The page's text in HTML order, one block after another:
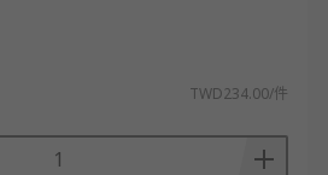
TWD234.00/件